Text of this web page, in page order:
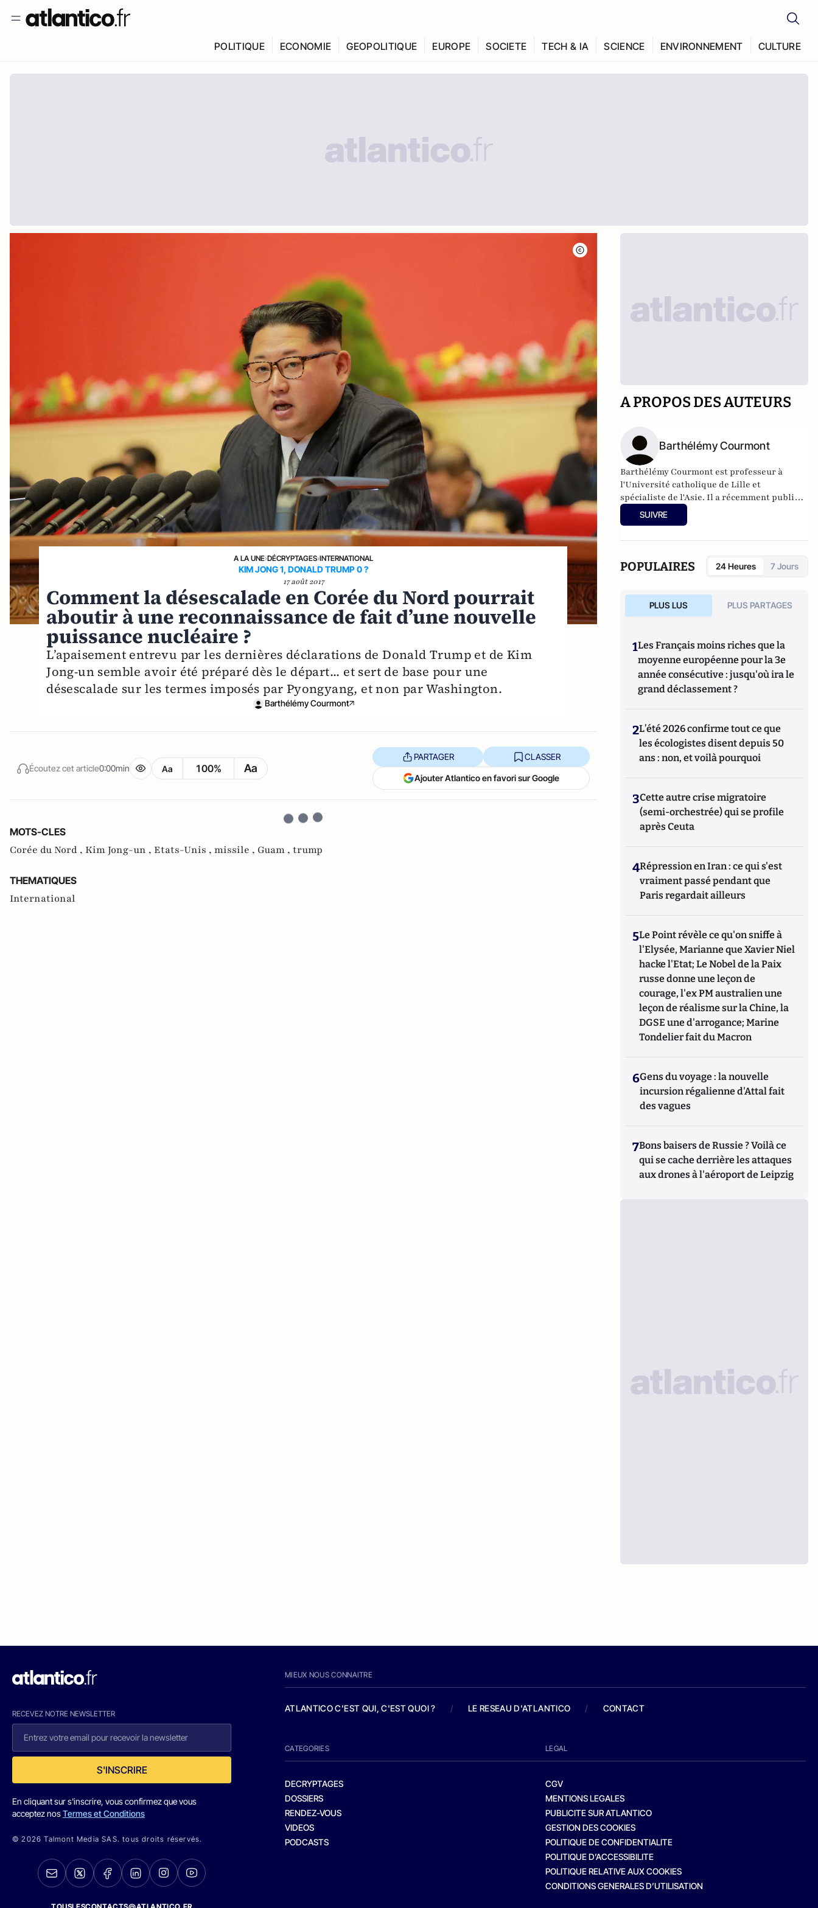
POLITIQUE ECONOMIE GEOPOLITIQUE EUROPE SOCIETE TECH & IA SCIENCE ENVIRONNEMENT CULTURE
A LA UNE›DÉCRYPTAGES›INTERNATIONAL
KIM JONG 1, DONALD TRUMP 0 ?
17 août 2017
Comment la désescalade en Corée du Nord pourrait
aboutir à une reconnaissance de fait d’une nouvelle
puissance nucléaire ?
L’apaisement entrevu par les dernières déclarations de Donald Trump et de Kim
Jong-un semble avoir été préparé dès le départ... et sert de base pour une
désescalade sur les termes imposés par Pyongyang, et non par Washington.
Barthélémy Courmont
Écoutez cet article0:00min Aa 100% Aa
PARTAGER CLASSER
Ajouter Atlantico en favori sur Google
MOTS-CLES
Corée du Nord , Kim Jong-un , Etats-Unis , missile , Guam , trump
THEMATIQUES
International
A PROPOS DES AUTEURS
Barthélémy Courmont
Barthélémy Courmont est professeur à
l'Université catholique de Lille et
spécialiste de l'Asie. Il a récemment publié
La Chine face au monde, chez Eyrolles.
SUIVRE
POPULAIRES 24 Heures 7 Jours
PLUS LUS PLUS PARTAGES
1Les Français moins riches que la
moyenne européenne pour la 3e
année consécutive : jusqu'où ira le
grand déclassement ?
2L’été 2026 confirme tout ce que
les écologistes disent depuis 50
ans : non, et voilà pourquoi
3Cette autre crise migratoire
(semi-orchestrée) qui se profile
après Ceuta
4Répression en Iran : ce qui s'est
vraiment passé pendant que
Paris regardait ailleurs
5Le Point révèle ce qu'on sniffe à
l'Elysée, Marianne que Xavier Niel
hacke l'Etat; Le Nobel de la Paix
russe donne une leçon de
courage, l'ex PM australien une
leçon de réalisme sur la Chine, la
DGSE une d'arrogance; Marine
Tondelier fait du Macron
6Gens du voyage : la nouvelle
incursion régalienne d'Attal fait
des vagues
7Bons baisers de Russie ? Voilà ce
qui se cache derrière les attaques
aux drones à l'aéroport de Leipzig
RECEVEZ NOTRE NEWSLETTER
S'INSCRIRE
En cliquant sur s'inscrire, vous confirmez que vous
acceptez nosTermes et Conditions
© 2026 Talmont Media SAS. tous droits réservés.
MIEUX NOUS CONNAITRE
ATLANTICO C'EST QUI, C'EST QUOI ? / LE RESEAU D'ATLANTICO / CONTACT
CATEGORIES
DECRYPTAGES
DOSSIERS
RENDEZ-VOUS
VIDEOS
PODCASTS
LEGAL
CGV
MENTIONS LEGALES
PUBLICITE SUR ATLANTICO
GESTION DES COOKIES
POLITIQUE DE CONFIDENTIALITE
POLITIQUE D’ACCESSIBILITE
POLITIQUE RELATIVE AUX COOKIES
CONDITIONS GENERALES D’UTILISATION